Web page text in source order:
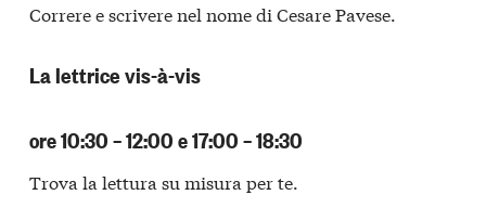
Correre e scrivere nel nome di Cesare Pavese.
La lettrice vis-à-vis
ore 10:30 – 12:00 e 17:00 – 18:30
Trova la lettura su misura per te.